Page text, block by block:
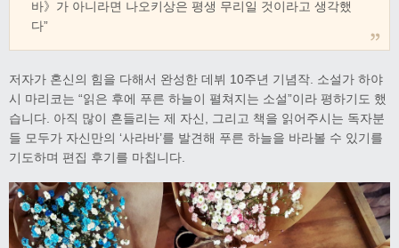
바》가 아니라면 나오키상은 평생 무리일 것이라고 생각했
다”
저자가 혼신의 힘을 다해서 완성한 데뷔 10주년 기념작. 소설가 하야
시 마리코는 “읽은 후에 푸른 하늘이 펼쳐지는 소설”이라 평하기도 했
습니다. 아직 많이 흔들리는 제 자신, 그리고 책을 읽어주시는 독자분
들 모두가 자신만의 ‘사라바’를 발견해 푸른 하늘을 바라볼 수 있기를
기도하며 편집 후기를 마칩니다.